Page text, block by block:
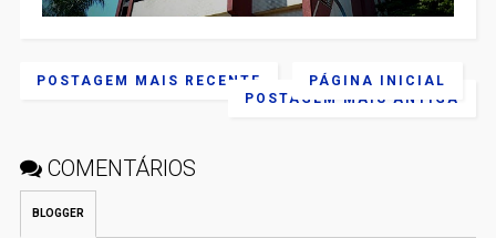
POSTAGEM MAIS RECENTE
POSTAGEM MAIS ANTIGA
PÁGINA INICIAL
COMENTÁRIOS
BLOGGER